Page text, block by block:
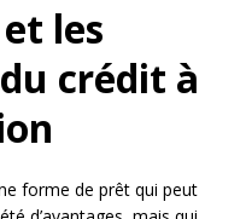
les
crédit à
forme de prêt qui peut